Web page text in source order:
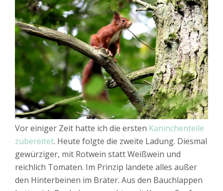
Vor einiger Zeit hatte ich die ersten Kaninchenteile
zubereitet. Heute folgte die zweite Ladung. Diesmal
gewürziger, mit Rotwein statt Weißwein und
reichlich Tomaten. Im Prinzip landete alles außer
den Hinterbeinen im Bräter. Aus den Bauchlappen